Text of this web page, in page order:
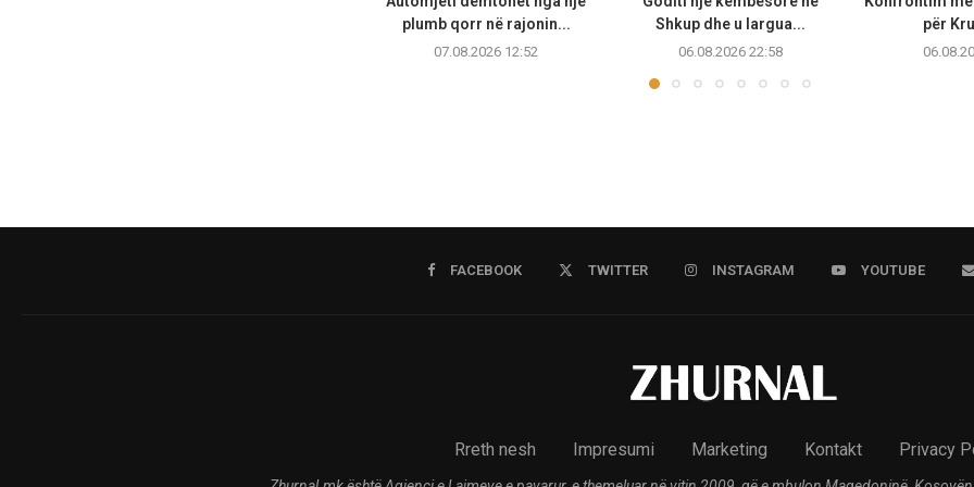
plumb qorr në rajonin...
07.08.2026 12:52
Shkup dhe u largua...
06.08.2026 22:58
për
FACEBOOK TWITTER INSTAGRAM YOUTUBE
Rreth nesh Impresumi Marketing Kontakt Privacy